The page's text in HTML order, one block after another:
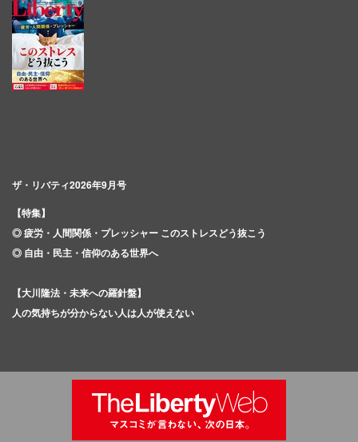
ザ・リバティ2026年9月号
【特集】
◎ 疲労・人間関係・プレッシャー このストレスどう抜こう
◎ 自由・民主・信仰のある世界へ
【大川隆法・未来への羅針盤】
人の気持ちが分からない人は人が使えない